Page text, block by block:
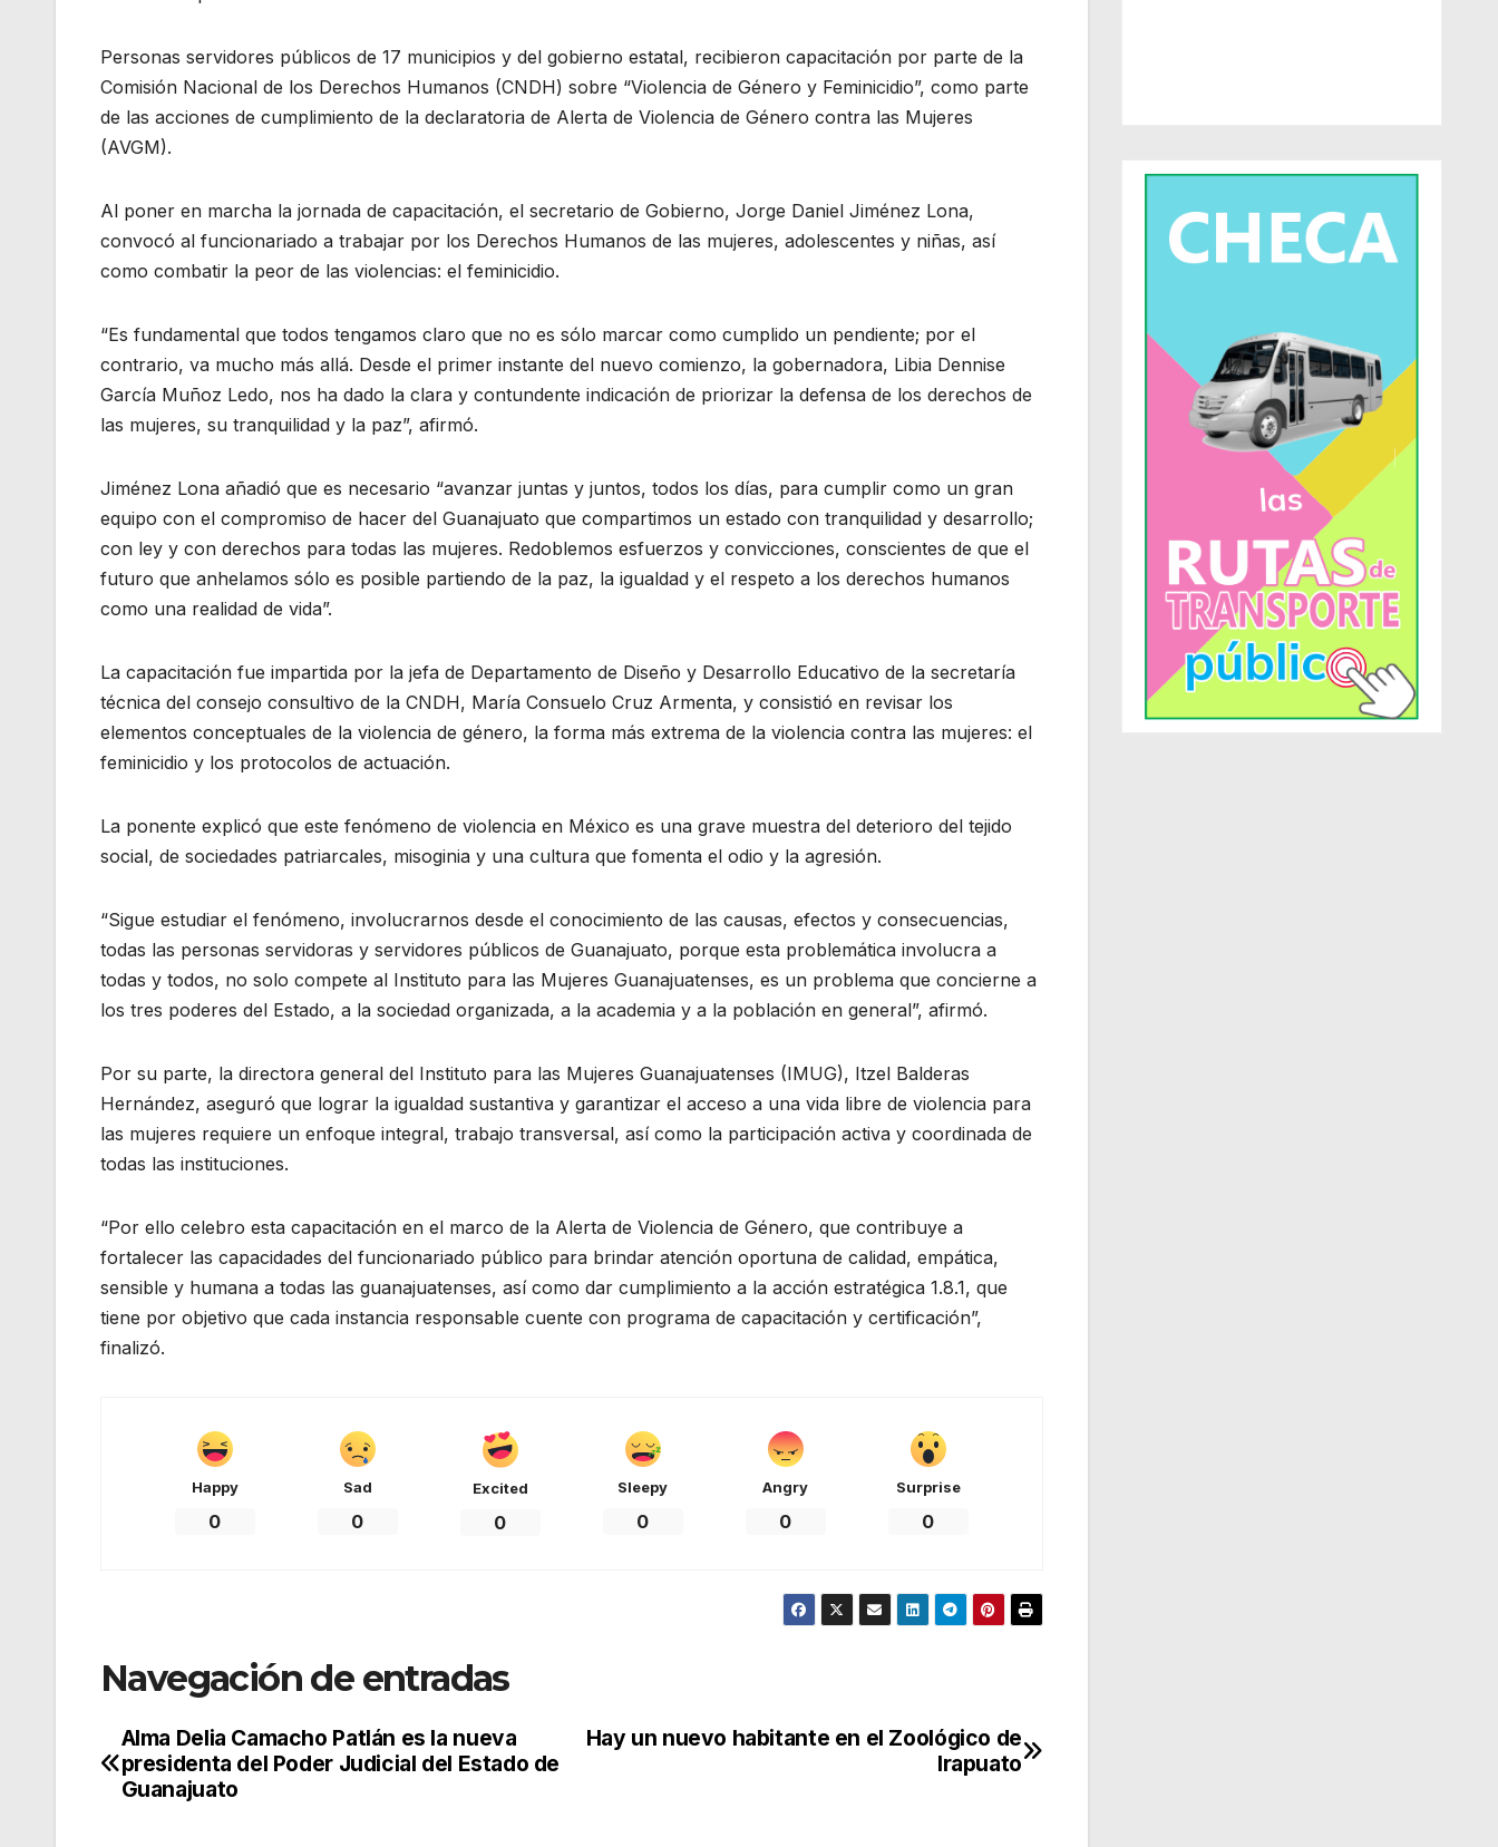
Personas servidores públicos de 17 municipios y del gobierno estatal, recibieron capacitación por parte de la
Comisión Nacional de los Derechos Humanos (CNDH) sobre “Violencia de Género y Feminicidio”, como parte
de las acciones de cumplimiento de la declaratoria de Alerta de Violencia de Género contra las Mujeres
(AVGM).
Al poner en marcha la jornada de capacitación, el secretario de Gobierno, Jorge Daniel Jiménez Lona,
convocó al funcionariado a trabajar por los Derechos Humanos de las mujeres, adolescentes y niñas, así
como combatir la peor de las violencias: el feminicidio.
“Es fundamental que todos tengamos claro que no es sólo marcar como cumplido un pendiente; por el
contrario, va mucho más allá. Desde el primer instante del nuevo comienzo, la gobernadora, Libia Dennise
García Muñoz Ledo, nos ha dado la clara y contundente indicación de priorizar la defensa de los derechos de
las mujeres, su tranquilidad y la paz”, afirmó.
Jiménez Lona añadió que es necesario “avanzar juntas y juntos, todos los días, para cumplir como un gran
equipo con el compromiso de hacer del Guanajuato que compartimos un estado con tranquilidad y desarrollo;
con ley y con derechos para todas las mujeres. Redoblemos esfuerzos y convicciones, conscientes de que el
futuro que anhelamos sólo es posible partiendo de la paz, la igualdad y el respeto a los derechos humanos
como una realidad de vida”.
La capacitación fue impartida por la jefa de Departamento de Diseño y Desarrollo Educativo de la secretaría
técnica del consejo consultivo de la CNDH, María Consuelo Cruz Armenta, y consistió en revisar los
elementos conceptuales de la violencia de género, la forma más extrema de la violencia contra las mujeres: el
feminicidio y los protocolos de actuación.
La ponente explicó que este fenómeno de violencia en México es una grave muestra del deterioro del tejido
social, de sociedades patriarcales, misoginia y una cultura que fomenta el odio y la agresión.
“Sigue estudiar el fenómeno, involucrarnos desde el conocimiento de las causas, efectos y consecuencias,
todas las personas servidoras y servidores públicos de Guanajuato, porque esta problemática involucra a
todas y todos, no solo compete al Instituto para las Mujeres Guanajuatenses, es un problema que concierne a
los tres poderes del Estado, a la sociedad organizada, a la academia y a la población en general”, afirmó.
Por su parte, la directora general del Instituto para las Mujeres Guanajuatenses (IMUG), Itzel Balderas
Hernández, aseguró que lograr la igualdad sustantiva y garantizar el acceso a una vida libre de violencia para
las mujeres requiere un enfoque integral, trabajo transversal, así como la participación activa y coordinada de
todas las instituciones.
“Por ello celebro esta capacitación en el marco de la Alerta de Violencia de Género, que contribuye a
fortalecer las capacidades del funcionariado público para brindar atención oportuna de calidad, empática,
sensible y humana a todas las guanajuatenses, así como dar cumplimiento a la acción estratégica 1.8.1, que
tiene por objetivo que cada instancia responsable cuente con programa de capacitación y certificación”,
finalizó.
Happy
0
Sad
0
Excited
0
Sleepy
0
Angry
0
Surprise
0
Navegación de entradas
Hay un nuevo habitante en el Zoológico de
Irapuato
Alma Delia Camacho Patlán es la nueva
presidenta del Poder Judicial del Estado de
Guanajuato